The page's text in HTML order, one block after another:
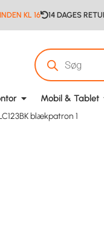
KL 16 14 DAGES
Mobil & Tablet
blækpatron 1